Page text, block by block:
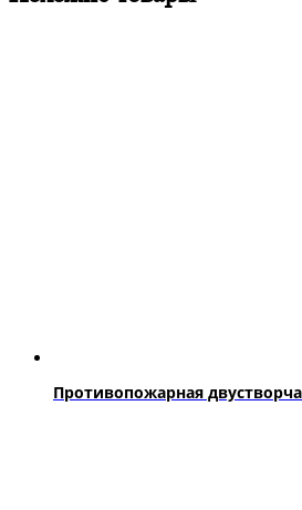
Противопожарная